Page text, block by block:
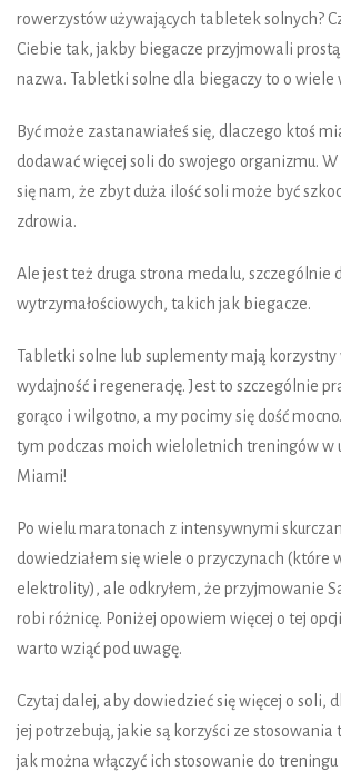
rowerzystów używających tabletek solnych?
Ciebie tak, jakby biegacze przyjmowali prostą
nazwa. Tabletki solne dla biegaczy to o wiele
Być może zastanawiałeś się, dlaczego ktoś
dodawać więcej soli do swojego organizmu.
się nam, że zbyt duża ilość soli może być
zdrowia.
Ale jest też druga strona medalu, szczególnie
wytrzymałościowych, takich jak biegacze.
Tabletki solne lub suplementy mają korzystny
wydajność i regenerację. Jest to szczególnie
gorąco i wilgotno, a my pocimy się dość
tym podczas moich wieloletnich treningów w
Miami!
Po wielu maratonach z intensywnymi
dowiedziałem się wiele o przyczynach (które
elektrolity), ale odkryłem, że przyjmowanie
robi różnicę. Poniżej opowiem więcej o tej
warto wziąć pod uwagę.
Czytaj dalej, aby dowiedzieć się więcej o soli,
jej potrzebują, jakie są korzyści ze
jak można włączyć ich stosowanie do